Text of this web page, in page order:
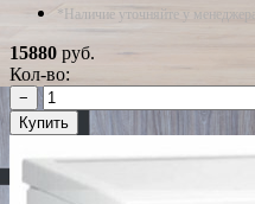
*Наличие уточняйте у менеджера
15880 руб.
Кол-во:
−
Купить